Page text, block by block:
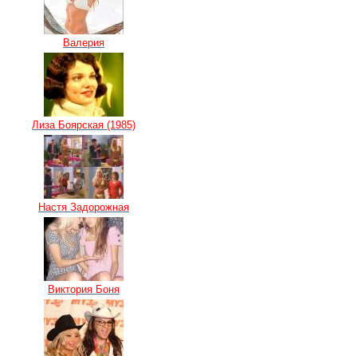
Валерия
Лиза Боярская (1985)
Настя Задорожная
Виктория Боня